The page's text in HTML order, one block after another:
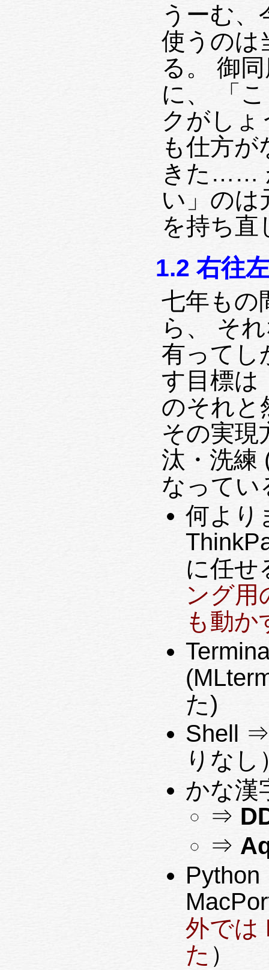
うーむ、
使うのは
る。 御
に、 「
クがしょ
も仕方
きた……
い」のは
を持ち直
1.2 右往
七年もの
ら、 そ
有ってし
す目標は
のそれと
その実現
汰・洗練
なってい
何より
に任せ
ング用
も動か
た)
Shell
りなし
かな漢
⇒
⇒
外では
た ）